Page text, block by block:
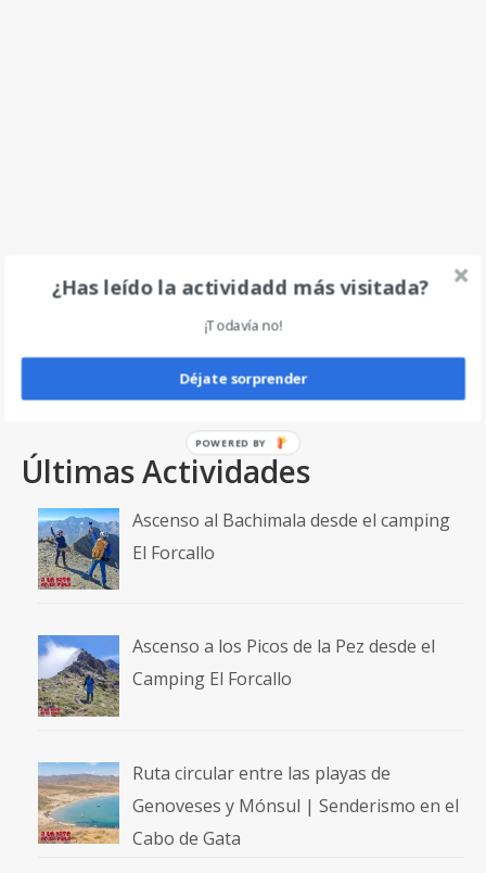
Este sitio usa Akismet para reducir el spam.
cómo se procesan los datos de tus comentarios.
Últimas Actividades
Ascenso al Bachimala desde el camping
El Forcallo
Ascenso a los Picos de la Pez desde el
Camping El Forcallo
Ruta circular entre las playas de
Genoveses y Mónsul | Senderismo en el
Cabo de Gata
¿Has leído la actividadd más visitada?
¡Todavía no!
Déjate sorprender
POWERED
BY